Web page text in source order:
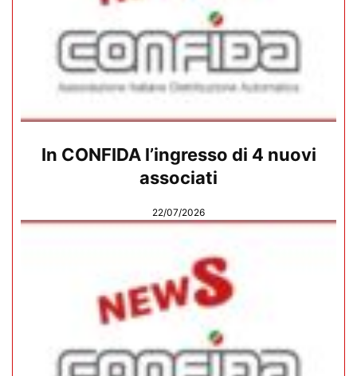
In CONFIDA l’ingresso di 4 nuovi
associati
22/07/2026